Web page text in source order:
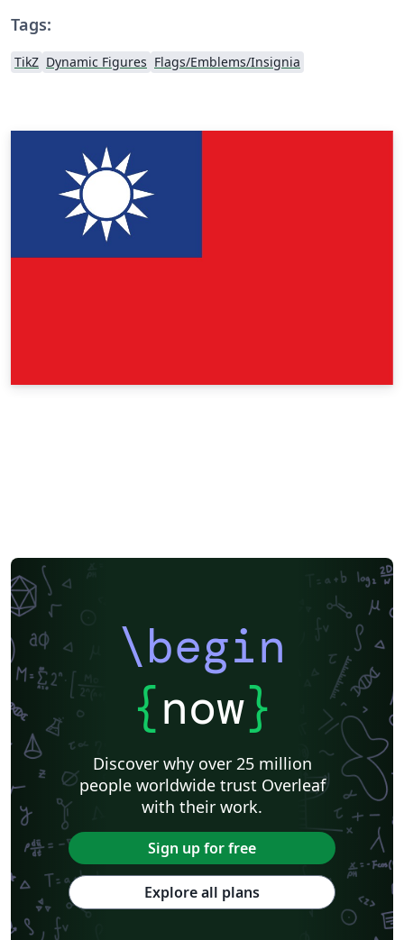
Tags:
TikZ Dynamic Figures Flags/Emblems/Insignia
\begin
{now}
Discover why over 25 million
people worldwide trust Overleaf
with their work.
Sign up for free
Explore all plans